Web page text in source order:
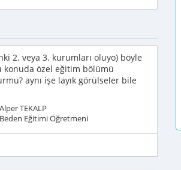
2. veya 3. kurumları oluyo) böyle
konuda özel eğitim bölümü
aynı işe layık görülseler bile
Alper TEKALP
Beden Eğitimi Öğretmeni